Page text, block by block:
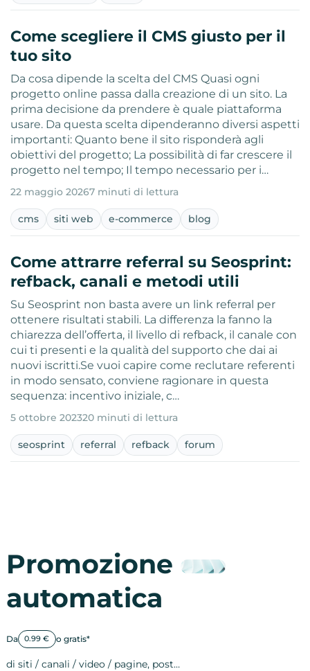
Come scegliere il CMS giusto per il
tuo sito
Da cosa dipende la scelta del CMS Quasi ogni
progetto online passa dalla creazione di un sito. La
prima decisione da prendere è quale piattaforma
usare. Da questa scelta dipenderanno diversi aspetti
importanti: Quanto bene il sito risponderà agli
obiettivi del progetto; La possibilità di far crescere il
progetto nel tempo; Il tempo necessario per i…
22 maggio 20267 minuti di lettura
cms siti web e-commerce blog
Come attrarre referral su Seosprint:
refback, canali e metodi utili
Su Seosprint non basta avere un link referral per
ottenere risultati stabili. La differenza la fanno la
chiarezza dell’offerta, il livello di refback, il canale con
cui ti presenti e la qualità del supporto che dai ai
nuovi iscritti.Se vuoi capire come reclutare referenti
in modo sensato, conviene ragionare in questa
sequenza: incentivo iniziale, c…
5 ottobre 202320 minuti di lettura
seosprint referral refback forum
Promozione
automatica
Da 0.99 € o gratis*
di siti / canali / video / pagine, post…